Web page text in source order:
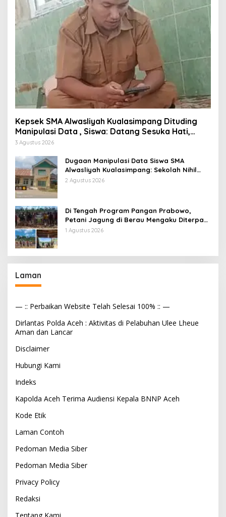
Kepsek SMA Alwasliyah Kualasimpang Dituding
Manipulasi Data , Siswa: Datang Sesuka Hati,
Dana MBG Disalurkan ke Guru & Pesantren
3 Agustus 2026
Dugaan Manipulasi Data Siswa SMA
Alwasliyah Kualasimpang: Sekolah Nihil
Murid Tapi Terima Dana BOS & Paket
2 Agustus 2026
Di Tengah Program Pangan Prabowo,
Petani Jagung di Berau Mengaku Diterpa
Tekanan Aparat
1 Agustus 2026
Laman
— :: Perbaikan Website Telah Selesai 100% :: —
Dirlantas Polda Aceh : Aktivitas di Pelabuhan Ulee Lheue
Aman dan Lancar
Disclaimer
Hubungi Kami
Indeks
Kapolda Aceh Terima Audiensi Kepala BNNP Aceh
Kode Etik
Laman Contoh
Pedoman Media Siber
Pedoman Media Siber
Privacy Policy
Redaksi
Tentang Kami